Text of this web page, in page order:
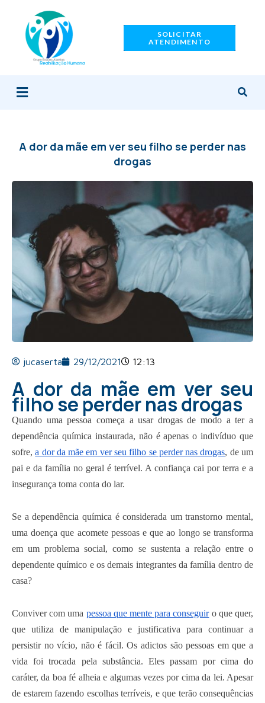
conteúdo
SOLICITAR
ATENDIMENTO
Menu
A dor da mãe em ver seu filho se perder nas
drogas
jucaserta 29/12/2021 12:13
A dor da mãe em ver seu
filho se perder nas drogas
Quando uma pessoa começa a usar drogas de modo a ter a
dependência química instaurada, não é apenas o indivíduo que
sofre,a dor da mãe em ver seu filho se perder nas drogas, de um
pai e da família no geral é terrível. A confiança cai por terra e a
insegurança toma conta do lar.
Se a dependência química é considerada um transtorno mental,
uma doença que acomete pessoas e que ao longo se transforma
em um problema social, como se sustenta a relação entre o
dependente químico e os demais integrantes da família dentro de
casa?
Conviver com uma pessoa que mente para conseguiro que quer,
que utiliza de manipulação e justificativa para continuar a
persistir no vício, não é fácil. Os adictos são pessoas em que a
vida foi trocada pela substância. Eles passam por cima do
caráter, da boa fé alheia e algumas vezes por cima da lei. Apesar
de estarem fazendo escolhas terríveis, e que terão consequências